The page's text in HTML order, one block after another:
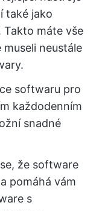
také jako
Takto máte vše
neustále
softwaru pro
každodenním
snadné
že software
pomáhá vám
s